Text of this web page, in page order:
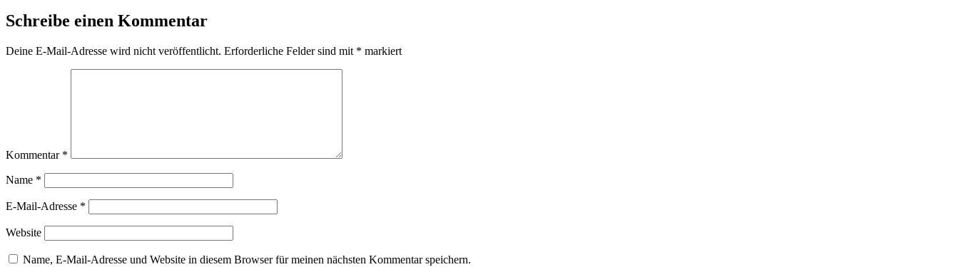
Schreibe einen Kommentar
Deine E-Mail-Adresse wird nicht veröffentlicht. Erforderliche Felder sind mit * markiert
Kommentar *
Name *
E-Mail-Adresse *
Website
Name, E-Mail-Adresse und Website in diesem Browser für meinen nächsten Kommentar speichern.